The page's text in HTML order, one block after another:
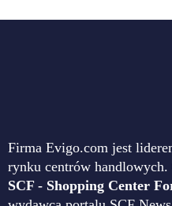
Firma Evigo.com jest
rynku centrów
SCF - Shopping Center